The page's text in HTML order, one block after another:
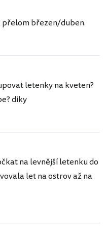
přelom březen/duben.
letenky na kveten?
diky
na levnější letenku do
let na ostrov až na